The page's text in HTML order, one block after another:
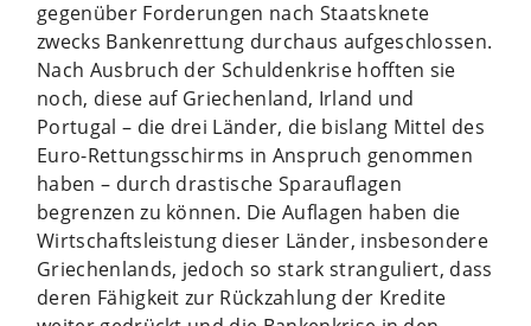
gegenüber Forderungen nach Staatsknete
zwecks Bankenrettung durchaus aufgeschlossen.
Nach Ausbruch der Schuldenkrise hofften sie
noch, diese auf Griechenland, Irland und
Portugal – die drei Länder, die bislang Mittel des
Euro-Rettungsschirms in Anspruch genommen
haben – durch drastische Sparauflagen
begrenzen zu können. Die Auflagen haben die
Wirtschaftsleistung dieser Länder, insbesondere
Griechenlands, jedoch so stark stranguliert, dass
deren Fähigkeit zur Rückzahlung der Kredite